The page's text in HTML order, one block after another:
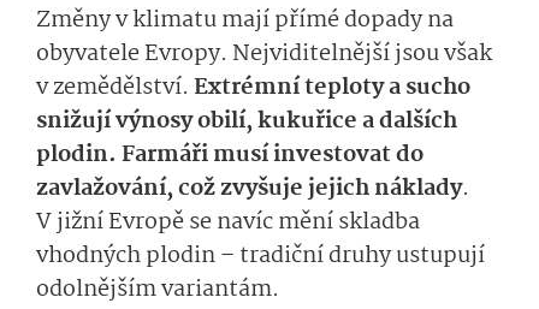
Změny v klimatu mají přímé dopady na
obyvatele Evropy. Nejviditelnější jsou však
v zemědělství. Extrémní teploty a sucho
snižují výnosy obilí, kukuřice a dalších
plodin. Farmáři musí investovat do
zavlažování, což zvyšuje jejich náklady.
V jižní Evropě se navíc mění skladba
vhodných plodin – tradiční druhy ustupují
odolnějším variantám.